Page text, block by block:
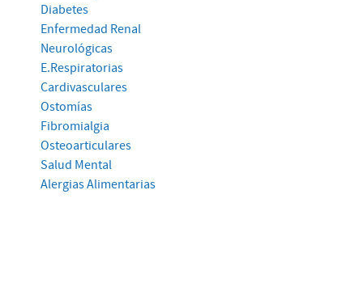
Diabetes
Enfermedad Renal
Neurológicas
E.Respiratorias
Cardivasculares
Ostomías
Fibromialgia
Osteoarticulares
Salud Mental
Alergias Alimentarias